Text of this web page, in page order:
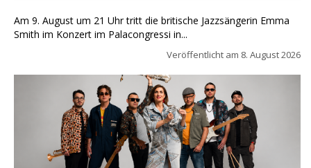
Am 9. August um 21 Uhr tritt die britische Jazzsängerin Emma
Smith im Konzert im Palacongressi in...
Veröffentlicht am 8. August 2026